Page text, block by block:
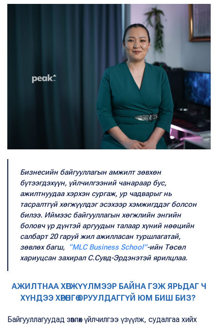
Бизнесийн байгууллагын амжилт зөвхөн
бүтээгдэхүүн, үйлчилгээний чанараар бус,
ажилтнуудаа хэрхэн сургаж, ур чадварыг нь
тасралтгүй хөгжүүлдэг эсэхээр хэмжигддэг болсон
билээ. Иймээс байгууллагын хөгжлийн энгийн
боловч үр дүнтэй аргуудын талаар хүний нөөцийн
салбарт 20 гаруй жил ажилласан туршлагатай,
зөвлөх багш, “MLC Business School”-ийн Төсөл
хариуцсан захирал С.Сувд-Эрдэнэтэй ярилцлаа.
АЖИЛТНАА ХӨГЖҮҮЛМЭЭР БАЙНА ГЭЖ ЯРЬДАГ Ч
ХҮНДЭЭ ХӨРӨНГӨ ОРУУЛДАГГҮЙ ЮМ БИШ БИЗ?
Байгууллагуудад зөвлөх үйлчилгээ үзүүлж, судалгаа хийх